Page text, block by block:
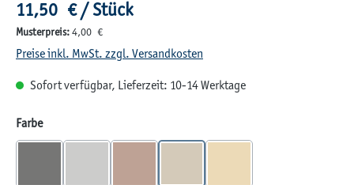
Regulärer Preis:
11,50 € / Stück
Musterpreis: 4,00 €
Preise inkl. MwSt. zzgl. Versandkosten
Sofort verfügbar, Lieferzeit: 10-14 Werktage
Farbeauswählen